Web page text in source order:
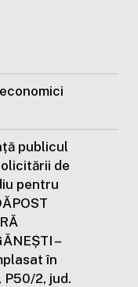
publicul
de
pentru
–
în
P50/2, jud.